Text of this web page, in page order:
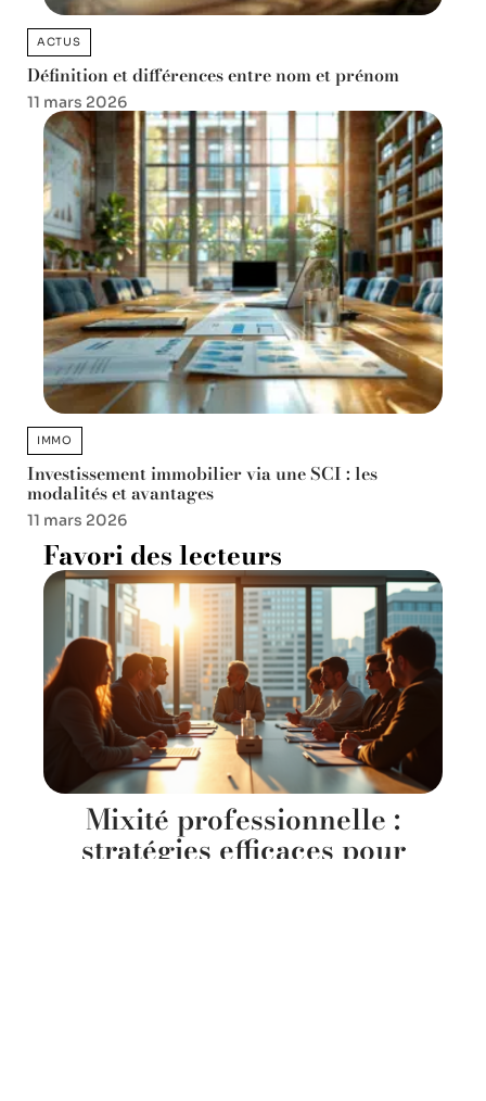
ACTUS
Définition et différences entre nom et prénom
11 mars 2026
IMMO
Investissement immobilier via une SCI : les
modalités et avantages
11 mars 2026
Favori des lecteurs
Mixité professionnelle :
stratégies efficaces pour